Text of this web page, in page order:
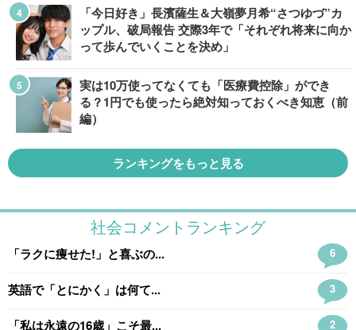
「今日好き」長濱薩生＆大嶺夢月希“さつゆづ”カ
ップル、破局報告 交際3年で「それぞれ将来に向か
って歩んでいくことを決め」
実は10万使ってなくても「医療費控除」ができ
る？1円でも使ったら絶対知っておくべき知恵（前
編）
ランキングをもっと見る